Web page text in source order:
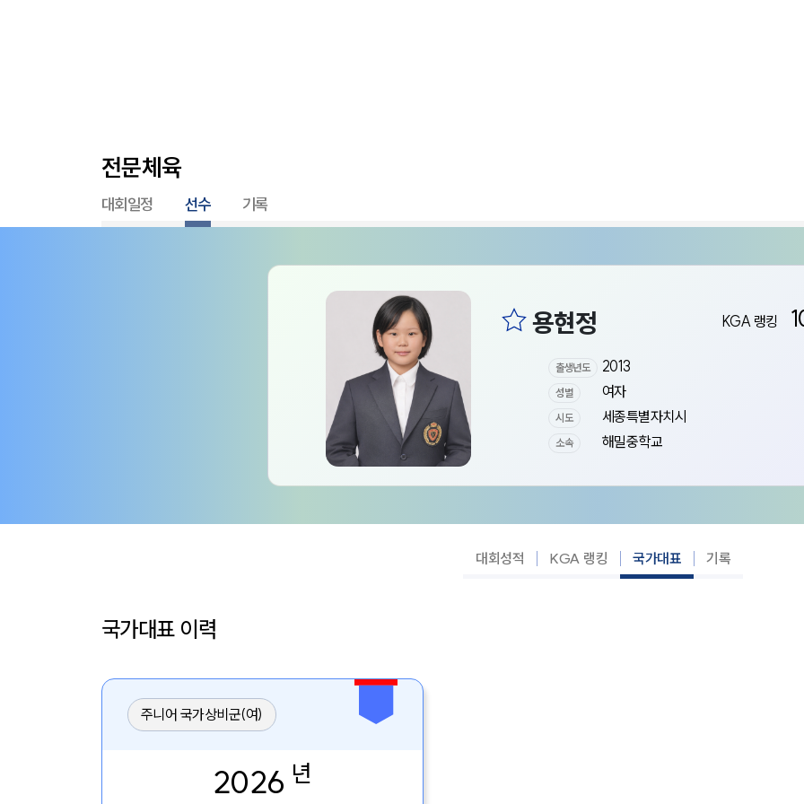
전문체육
대회일정 선수 기록
KGA 랭킹
출생년도 2013
성별 여자
시도 세종특별자치시
소속 해밀중학교
대회성적 KGA 랭킹 국가대표 기록
국가대표 이력
주니어 국가상비군(여)
2026 년